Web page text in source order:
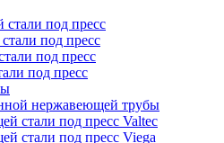
под пресс
под пресс
под пресс
под пресс
нержавеющей трубы
стали под пресс Valtec
стали под пресс Viega